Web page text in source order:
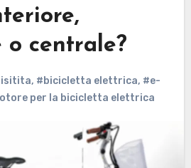
o centrale?
, #bicicletta elettrica, #e-
per la bicicletta elettrica